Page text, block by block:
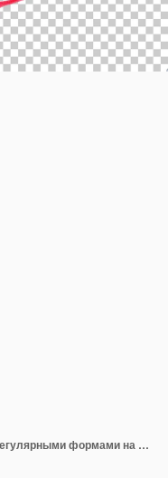
Красная надпись с кругами и нерегулярными формами на прозрачном фоне